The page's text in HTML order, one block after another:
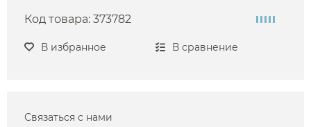
Код товара: 373782
В избранное В сравнение
Связаться с нами